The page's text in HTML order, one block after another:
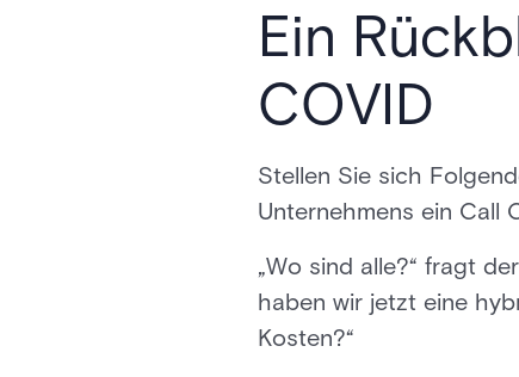
Ein
COVID
Stellen Sie sich
Unternehmens ein Call
„Wo sind alle?“ fragt
haben wir jetzt eine
Kosten?“